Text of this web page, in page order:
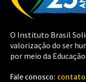
O Instituto Brasil
valorização do ser
por meio da Educação.
Fale conosco: